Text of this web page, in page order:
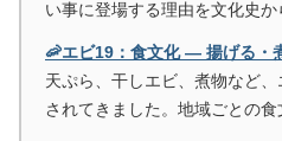
い事に登場する理由を文化史か
🦐エビ19：食文化 ― 揚げる・
天ぷら、干しエビ、煮物など
されてきました。地域ごとの食